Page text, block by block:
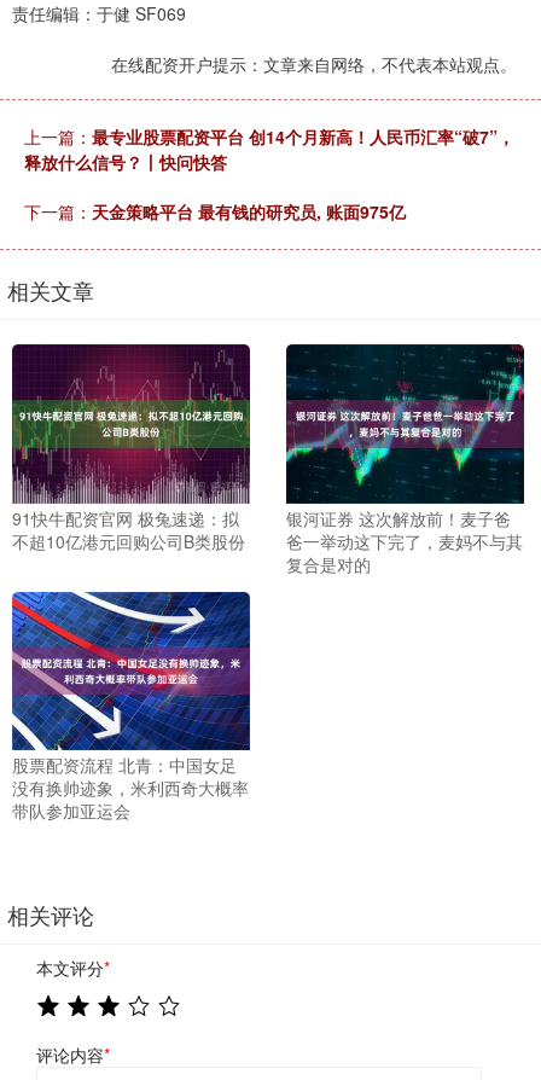
责任编辑：于健 SF069
在线配资开户提示：文章来自网络，不代表本站观点。
上一篇： 最专业股票配资平台 创14个月新高！人民币汇率“破7”，
释放什么信号？丨快问快答
下一篇： 天金策略平台 最有钱的研究员, 账面975亿
相关文章
91快牛配资官网 极兔速递：拟
不超10亿港元回购公司B类股份
银河证券 这次解放前！麦子爸
爸一举动这下完了，麦妈不与其
复合是对的
股票配资流程 北青：中国女足
没有换帅迹象，米利西奇大概率
带队参加亚运会
相关评论
本文评分*
评论内容*